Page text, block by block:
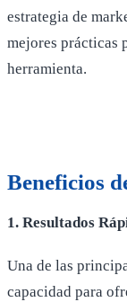
estrategia de
mejores prácticas
herramienta.
Beneficios
1. Resultados
Una de las
capacidad para